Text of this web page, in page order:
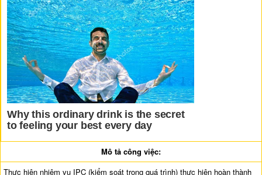
Mô tả công việc:
Thực hiện nhiệm vụ IPC (kiểm soát trong quá trình) thực hiện hoàn thành